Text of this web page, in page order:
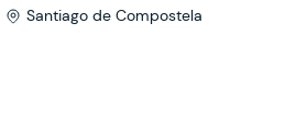
Santiago de Compostela